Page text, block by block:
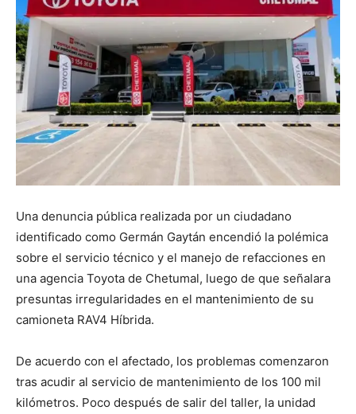
Una denuncia pública realizada por un ciudadano
identificado como Germán Gaytán encendió la polémica
sobre el servicio técnico y el manejo de refacciones en
una agencia Toyota de Chetumal, luego de que señalara
presuntas irregularidades en el mantenimiento de su
camioneta RAV4 Híbrida.
De acuerdo con el afectado, los problemas comenzaron
tras acudir al servicio de mantenimiento de los 100 mil
kilómetros. Poco después de salir del taller, la unidad